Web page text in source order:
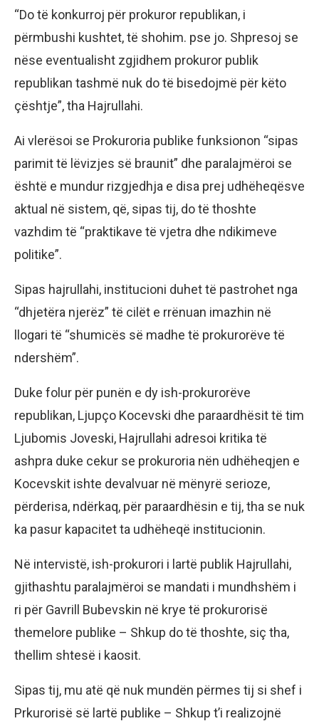
“Do të konkurroj për prokuror republikan, i
përmbushi kushtet, të shohim. pse jo. Shpresoj se
nëse eventualisht zgjidhem prokuror publik
republikan tashmë nuk do të bisedojmë për këto
çështje”, tha Hajrullahi.
Ai vlerësoi se Prokuroria publike funksionon “sipas
parimit të lëvizjes së braunit” dhe paralajmëroi se
është e mundur rizgjedhja e disa prej udhëheqësve
aktual në sistem, që, sipas tij, do të thoshte
vazhdim të “praktikave të vjetra dhe ndikimeve
politike”.
Sipas hajrullahi, institucioni duhet të pastrohet nga
“dhjetëra njerëz” të cilët e rrënuan imazhin në
llogari të “shumicës së madhe të prokurorëve të
ndershëm”.
Duke folur për punën e dy ish-prokurorëve
republikan, Ljupço Kocevski dhe paraardhësit të tim
Ljubomis Joveski, Hajrullahi adresoi kritika të
ashpra duke cekur se prokuroria nën udhëheqjen e
Kocevskit ishte devalvuar në mënyrë serioze,
përderisa, ndërkaq, për paraardhësin e tij, tha se nuk
ka pasur kapacitet ta udhëheqë institucionin.
Në intervistë, ish-prokurori i lartë publik Hajrullahi,
gjithashtu paralajmëroi se mandati i mundhshëm i
ri për Gavrill Bubevskin në krye të prokurorisë
themelore publike – Shkup do të thoshte, siç tha,
thellim shtesë i kaosit.
Sipas tij, mu atë që nuk mundën përmes tij si shef i
Prkurorisë së lartë publike – Shkup t’i realizojnë